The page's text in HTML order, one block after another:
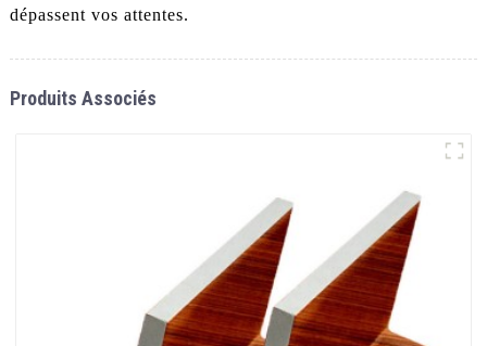
dépassent vos attentes.
Produits Associés